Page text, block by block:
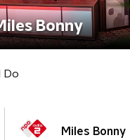
Bonny
Do
Miles Bonny